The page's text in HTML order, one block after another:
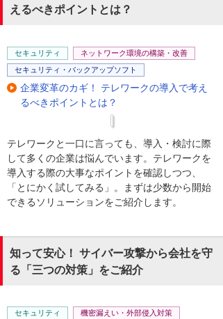
えるべきポイントとは？
セキュリティ
ネットワーク環境の構築・改善
セキュリティ・バックアップソフト
企業変革のカギ！ テレワークの導入で考え
るべきポイントとは？
テレワークと一口に言っても、導入・検討に際
して多くの企業は悩んでいます。テレワークを
導入する際の大事なポイントを確認しつつ、
「とにかく試してみる」。まずは少数から開始
できるソリューションをご紹介します。
知って安心！ サイバー攻撃から会社を守
る「三つの対策」をご紹介
セキュリティ
機密漏えい・外部侵入対策